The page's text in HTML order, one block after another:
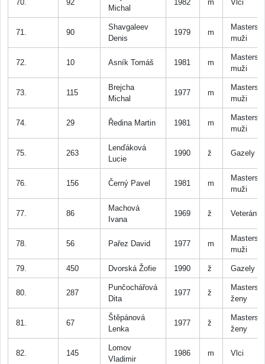
70. 92
Michal
1982 m Vlci
71. 90
Shavgaleev
Denis
1979 m
Masters
muži
72. 10 Asník Tomáš 1981 m
Masters
muži
73. 115
Brejcha
Michal
1977 m
Masters
muži
74. 29 Ředina Martin 1981 m
Masters
muži
75. 263
Lenďáková
Lucie
1990 ž Gazely
76. 156 Černý Pavel 1981 m
Masters
muži
77. 86
Machová
Ivana
1969 ž Veteránky
78. 56 Pařez David 1977 m
Masters
muži
79. 450 Dvorská Žofie 1990 ž Gazely
80. 287
Punčochářová
Dita
1977 ž
Masters
ženy
81. 67
Štěpánová
Lenka
1977 ž
Masters
ženy
82. 145
Lomov
Vladimir
1986 m Vlci